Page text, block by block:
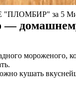
за 5
—
мороженого,
кушать